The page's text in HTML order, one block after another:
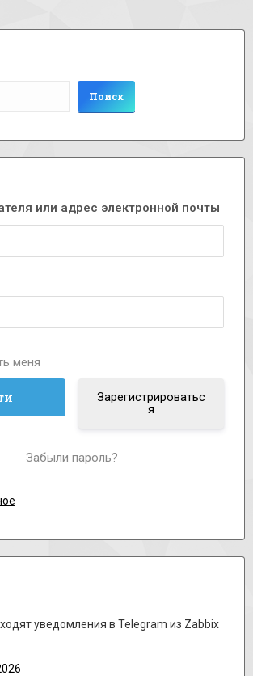
Поиск
или адрес электронной почты
меня
Зарегистрироватьс
я
Забыли пароль?
уведомления в Telegram из Zabbix